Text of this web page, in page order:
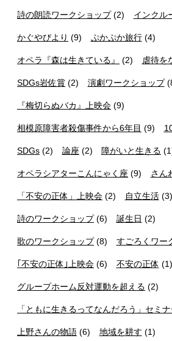
詩の朗読ワークショップ(2) インクル
かぐやびより (9) ぷかぷか旅行(4)
オペラ『森は生きている』 (2) 虐待を
SDGs岩佐賞 (2) 演劇ワークショップ
『梅切らぬバカ』上映会 (9)
相模原障害者殺傷事件から6年目 (9)
SDGs (2) 論座 (2) 障がいと生きる
オペラシアターこんにゃく座 (9) さん
「不安の正体」上映会 (2) 自立生活(3)
詩のワークショップ(6) 誕生日 (2)
歌のワークショップ(8) すごろくワー
｢不安の正体｣上映会 (6) 不安の正体 (1)
グループホーム反対運動を超える (2)
「ともに生きるってなんだろう」セミ
上野さんの物語 (6) 地域を耕す (1)